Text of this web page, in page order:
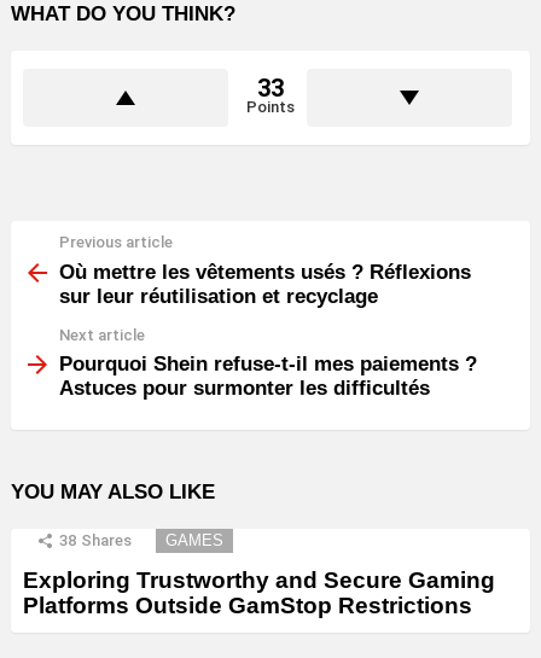
WHAT DO YOU THINK?
33
Points
more
Previous article
Où mettre les vêtements usés ? Réflexions
sur leur réutilisation et recyclage
Next article
Pourquoi Shein refuse-t-il mes paiements ?
Astuces pour surmonter les difficultés
YOU MAY ALSO LIKE
38 Shares GAMES
Exploring Trustworthy and Secure Gaming
Platforms Outside GamStop Restrictions